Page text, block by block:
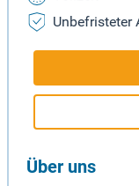
Unbefristeter
Über uns